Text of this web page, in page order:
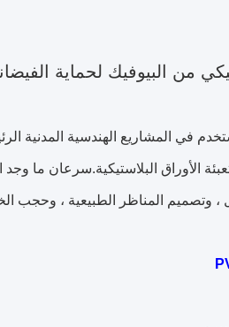
من البيوفيك لحماية
في المشاريع الهندسية المدنية
الأوراق البلاستيكية.سرعان ما
وتصميم المناظر الطبيعية ، وحجب